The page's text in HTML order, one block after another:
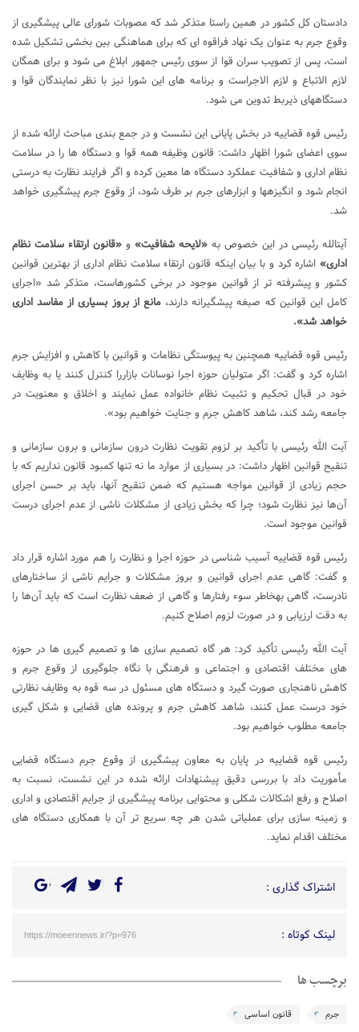
دادستان کل کشور در همین راستا متذکر شد که مصوبات شورای عالی پیشگیری از
وقوع جرم به عنوان یک نهاد فراقوه ‎ای که برای هماهنگی بین بخشی تشکیل شده
است، پس از تصویب سران قوا از سوی رئیس جمهور ابلاغ می ‎شود و برای همگان
لازم الاتباع و لازم الاجراست و برنامه ‎های این شورا نیز با نظر نمایندگان قوا و
دستگاه‎های ذیربط تدوین می‌ شود.
رئیس قوه قضاییه در بخش پایانی این نشست و در جمع بندی مباحث ارائه شده از
سوی اعضای شورا اظهار داشت: قانون وظیفه همه قوا و دستگاه ‎ها را در سلامت
نظام اداری و شفافیت عملکرد دستگاه‎ ها معین کرده و اگر فرایند نظارت به درستی
انجام شود و انگیزه‎ها و ابزارهای جرم بر طرف شود، از وقوع جرم پیشگیری خواهد
شد.
آیت‎الله رئیسی در این خصوص به
«لایحه شفافیت» و «قانون ارتقاء سلامت نظام
اداری»
اشاره کرد و با بیان این‎که قانون ارتقاء سلامت نظام اداری از بهترین قوانین
کشور و پیشرفته ‎تر از قوانین موجود در برخی کشورهاست، متذکر شد «اجرای
کامل این قوانین که صبغه پیشگیرانه دارند،مانع از بروز بسیاری از مفاسد اداری
خواهد شد».
رئیس قوه قضاییه همچنین به پیوستگی نظامات و قوانین با کاهش و افزایش جرم
اشاره کرد و گفت: اگر متولیان حوزه اجرا نوسانات بازاررا کنترل کنند یا به وظایف
خود در قبال تحکیم و تثبیت نظام خانواده عمل نمایند و اخلاق و معنویت در
جامعه رشد کند، شاهد کاهش جرم و جنایت خواهیم بود».
آیت‎ الله رئیسی با تأکید بر لزوم تقویت نظارت درون‎ سازمانی و برون ‎سازمانی و
تنقیح قوانین اظهار داشت: در بسیاری از موارد ما نه‎ تنها کمبود قانون نداریم که با
حجم زیادی از قوانین مواجه هستیم که ضمن تنقیح آنها، باید بر حسن اجرای
آن‌ها نیز نظارت شود؛ چرا که بخش زیادی از مشکلات ناشی از عدم اجرای درست
قوانین موجود است.
رئیس قوه قضاییه آسیب‎ شناسی در حوزه اجرا و نظارت را هم مورد اشاره قرار داد
و گفت: گاهی عدم اجرای قوانین و بروز مشکلات و جرایم ناشی از ساختارهای
نادرست، گاهی به‎خاطر سوء رفتارها و گاهی از ضعف نظارت است که باید آن‌ها را
به دقت ارزیابی و در صورت لزوم اصلاح کنیم.
آیت ‎الله رئیسی تأکید کرد: هر گاه تصمیم سازی‌ ها و تصمیم گیری‌ ها در حوزه
‎های مختلف اقتصادی و اجتماعی و فرهنگی با نگاه جلوگیری از وقوع جرم و
کاهش ناهنجاری صورت گیرد و دستگاه ‎های مسئول در سه قوه به وظایف نظارتی
خود درست عمل کنند، شاهد کاهش جرم و پرونده های قضایی و شکل گیری
جامعه مطلوب خواهیم بود.
رئیس قوه قضاییه در پایان به معاون پیشگیری از وقوع جرم دستگاه قضایی
مأموریت داد با بررسی دقیق پیشنهادات ارائه شده در این نشست، نسبت به
اصلاح و رفع اشکالات شکلی و محتوایی برنامه پیشگیری از جرایم اقتصادی و اداری
و زمینه ‎سازی برای عملیاتی شدن هر چه سریع‎ تر آن با همکاری دستگاه ‎های
مختلف اقدام نماید.
اشتراک گذاری :
لینک کوتاه : https://moeennews.ir/?p=976
برچسب ها
جرم قانون اساسی